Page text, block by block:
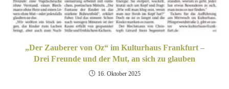
„Der Zauberer von Oz“ im Kulturhaus Frankfurt –
Drei Freunde und der Mut, an sich zu glauben
16. Oktober 2025